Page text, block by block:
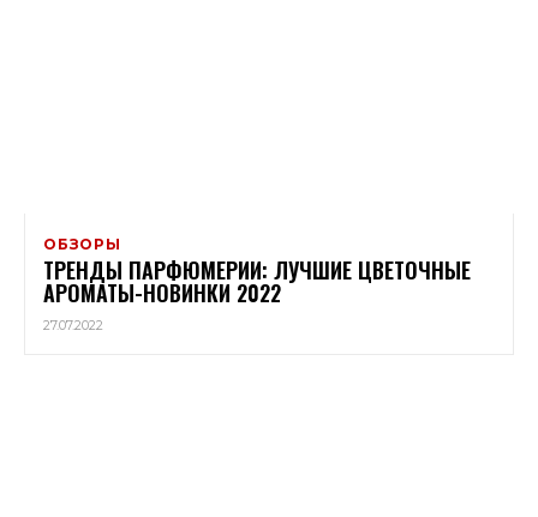
ОБЗОРЫ
ТРЕНДЫ ПАРФЮМЕРИИ: ЛУЧШИЕ ЦВЕТОЧНЫЕ
АРОМАТЫ-НОВИНКИ 2022
27.07.2022